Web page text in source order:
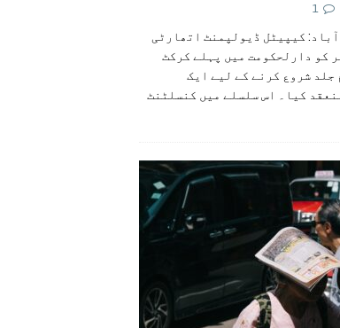
1
اسلام آباد: کیپیٹل ڈیولپمنٹ اتھارٹی
کو دارلحکومت میں پہلے کرکٹ
جلد شروع کرنے کے لیے ایک
کیا۔ اس سلسلے میں کنسلٹنٹ